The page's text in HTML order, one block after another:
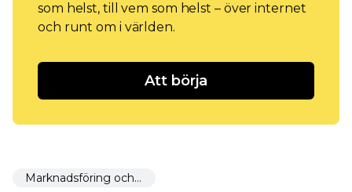
som helst, till vem som helst – över internet
och runt om i världen.
Att börja
Marknadsföring och marknadsföring